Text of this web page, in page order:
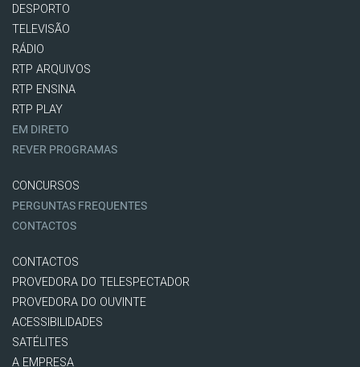
DESPORTO
TELEVISÃO
RÁDIO
RTP ARQUIVOS
RTP ENSINA
RTP PLAY
EM DIRETO
REVER PROGRAMAS
CONCURSOS
PERGUNTAS FREQUENTES
CONTACTOS
CONTACTOS
PROVEDORA DO TELESPECTADOR
PROVEDORA DO OUVINTE
ACESSIBILIDADES
SATÉLITES
A EMPRESA